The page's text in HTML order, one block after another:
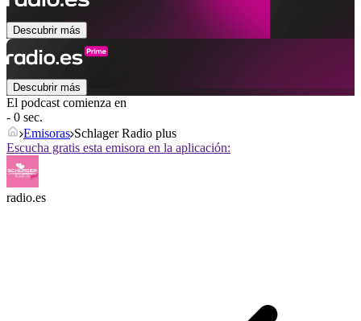
Descubrir más
Descubrir más
El podcast comienza en
- 0 sec.
Emisoras Schlager Radio plus
Escucha gratis esta emisora en la aplicación:
radio.es